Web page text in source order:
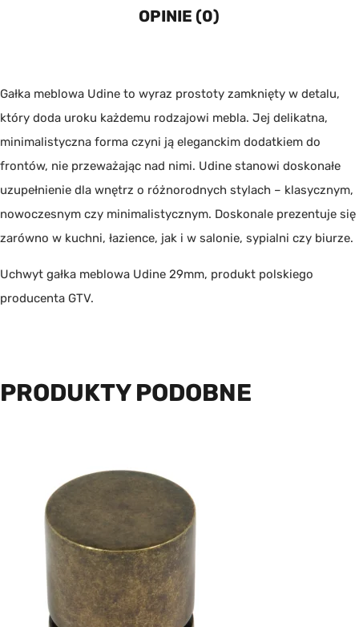
OPINIE (0)
Gałka meblowa Udine to wyraz prostoty zamknięty w detalu,
który doda uroku każdemu rodzajowi mebla. Jej delikatna,
minimalistyczna forma czyni ją eleganckim dodatkiem do
frontów, nie przeważając nad nimi. Udine stanowi doskonałe
uzupełnienie dla wnętrz o różnorodnych stylach – klasycznym,
nowoczesnym czy minimalistycznym. Doskonale prezentuje się
zarówno w kuchni, łazience, jak i w salonie, sypialni czy biurze.
Uchwyt gałka meblowa Udine 29mm, produkt polskiego
producenta GTV.
PRODUKTY PODOBNE